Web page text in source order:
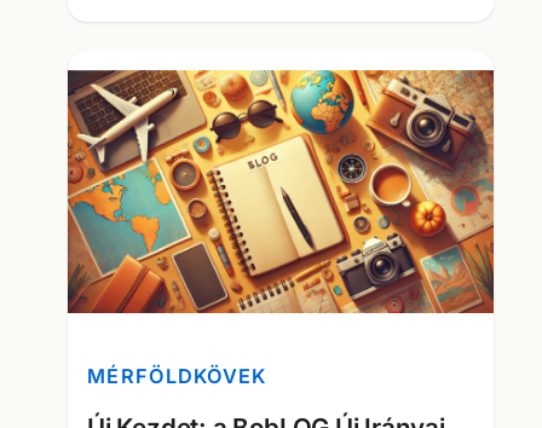
MÉRFÖLDKÖVEK